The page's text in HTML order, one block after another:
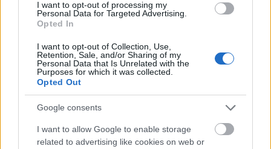
I want to opt-out of processing my
Personal Data for Targeted Advertising.
Opted In
I want to opt-out of Collection, Use,
Retention, Sale, and/or Sharing of my
Personal Data that Is Unrelated with the
Purposes for which it was collected.
Opted Out
Google consents
I want to allow Google to enable storage
related to advertising like cookies on web or
dr. Ferenczi Sándor
14 éve
Ez a cikk most nem lett befejezve vagy mi?
Döry L.